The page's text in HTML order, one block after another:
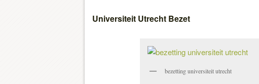
Universiteit Utrecht Bezet
bezetting universiteit utrecht